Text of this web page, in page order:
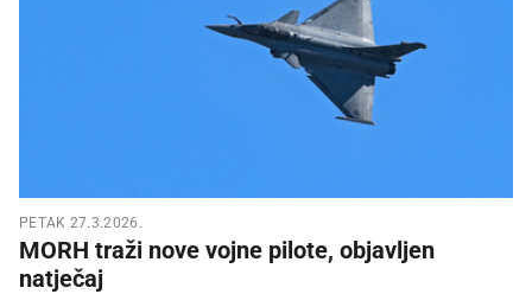
PETAK 27.3.2026.
MORH traži nove vojne pilote, objavljen
natječaj